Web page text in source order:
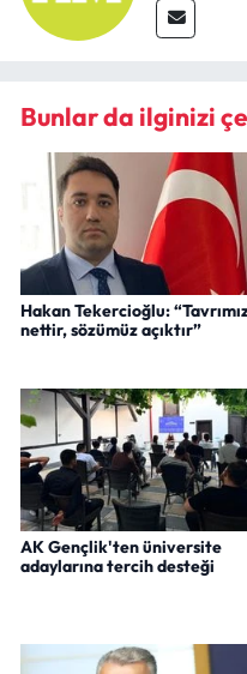
Bunlar da ilginizi
Hakan Tekercioğlu:
nettir, sözümüz açıktır”
AK Gençlik'ten üniversite
adaylarına tercih desteği